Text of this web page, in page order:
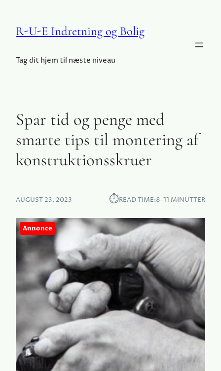
R-U-E Indretning og Bolig
Tag dit hjem til næste niveau
Spar tid og penge med
smarte tips til montering af
konstruktionsskruer
AUGUST 23, 2023 ⏱︎READ TIME:8–11 MINUTTER
Annonce